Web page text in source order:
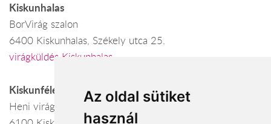
Az oldal sütiket
használ
Kiskunhalas
BorVirág szalon
6400 Kiskunhalas, Székely utca 25.
virágküldés Kiskunhalas
Kiskunfélegyháza
Heni virágszalon Kiskunfélegyháza TESCO